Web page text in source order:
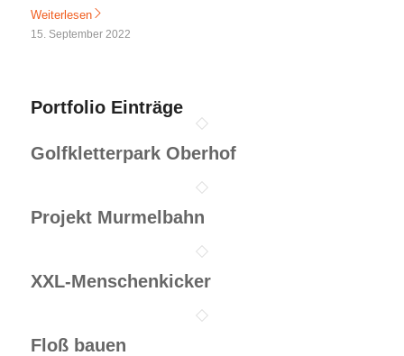
Weiterlesen
15. September 2022
Portfolio Einträge
Golfkletterpark Oberhof
Projekt Murmelbahn
XXL-Menschenkicker
Floß bauen